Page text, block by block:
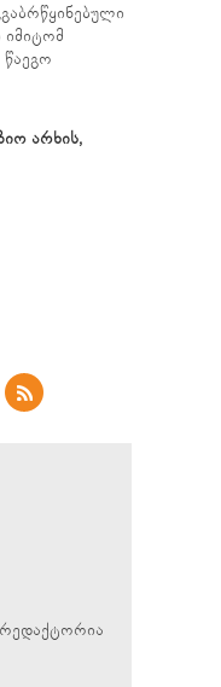
იმიტომ
არხის,
რედაქტორია